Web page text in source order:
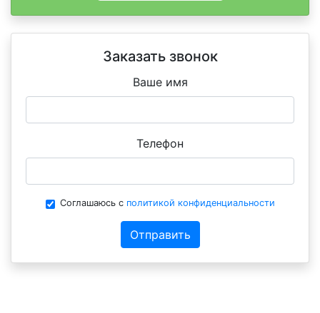
Заказать звонок
Ваше имя
Телефон
Соглашаюсь с политикой конфиденциальности
Отправить